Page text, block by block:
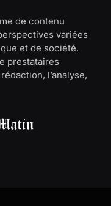
de contenu
variées
et de société.
prestataires
l’analyse,